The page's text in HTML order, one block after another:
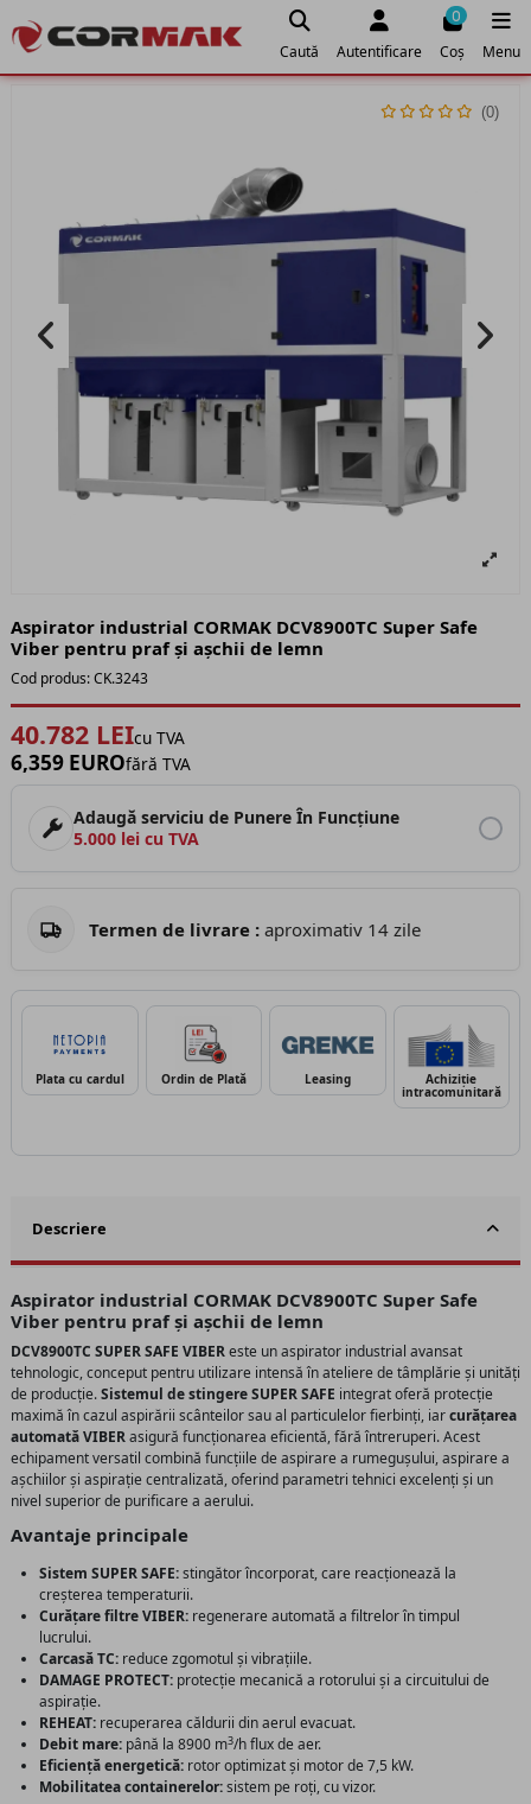
Caută Autentificare
0
Coș Menu
Aspirator industrial CORMAK DCV8900TC Super Safe
Viber pentru praf și așchii de lemn
(0)
Cod produs:CK.3243
40.782 LEIcu TVA
6,359 EUROfără TVA
Adaugă serviciu de Punere În Funcțiune
5.000 lei cu TVA
Termen de livrare : aproximativ 14 zile
Plata cu cardul Ordin de Plată Leasing Achiziție
intracomunitară
Descriere
Aspirator industrial CORMAK DCV8900TC Super Safe
Viber pentru praf și așchii de lemn
DCV8900TC SUPER SAFE VIBEReste un aspirator industrial avansat
tehnologic, conceput pentru utilizare intensă în ateliere de tâmplărie și unități
de producție.Sistemul de stingere SUPER SAFE integrat oferă protecție
maximă în cazul aspirării scânteilor sau al particulelor fierbinți, iarcurățarea
automată VIBERasigură funcționarea eficientă, fără întreruperi. Acest
echipament versatil combină funcțiile de aspirare a rumegușului, aspirare a
așchiilor și aspirație centralizată, oferind parametri tehnici excelenți și un
nivel superior de purificare a aerului.
Avantaje principale
Sistem SUPER SAFE:stingător încorporat, care reacționează la
creșterea temperaturii.
Curățare filtre VIBER: regenerare automată a filtrelor în timpul
lucrului.
Carcasă TC: reduce zgomotul și vibrațiile.
DAMAGE PROTECT: protecție mecanică a rotorului și a circuitului de
aspirație.
REHEAT: recuperarea căldurii din aerul evacuat.
Debit mare: până la 8900 m3/h flux de aer.
Eficiență energetică: rotor optimizat și motor de 7,5 kW.
Mobilitatea containerelor:sistem pe roți, cu vizor.